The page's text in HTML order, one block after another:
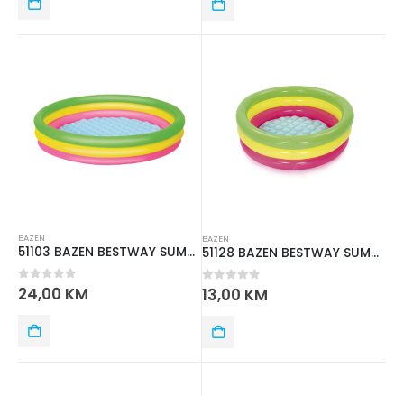
BAZEN
51103 BAZEN BESTWAY SUMMER 1.52mx 30 cm
0 out of 5
24,00 KM
BAZEN
51128 BAZEN BESTWAY SUMMER 70cm x 24cm
0out of 5
13,00 KM